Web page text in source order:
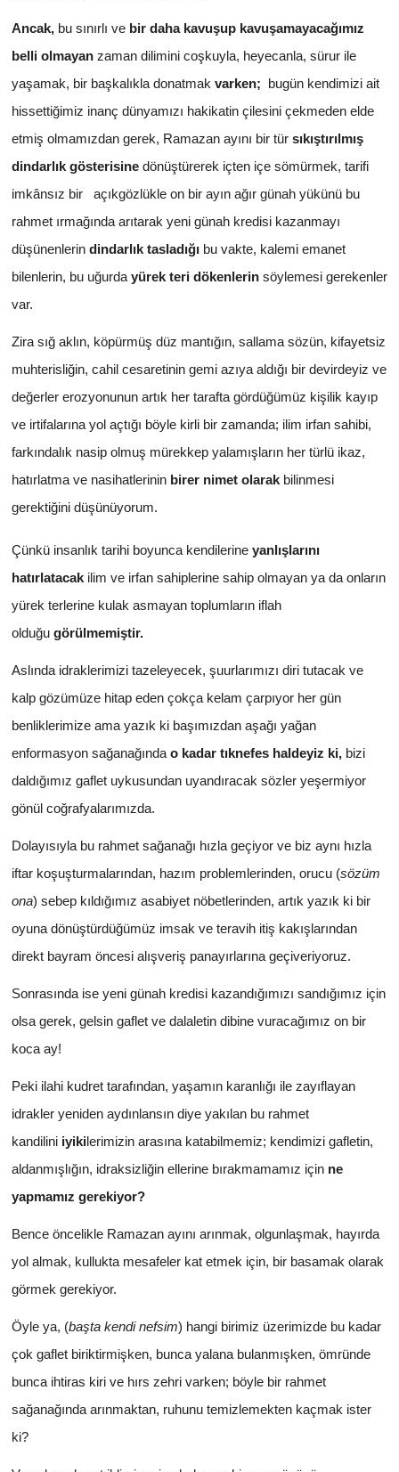
Ancak,bu sınırlı ve bir daha kavuşup kavuşamayacağımız
belli olmayanzaman dilimini coşkuyla, heyecanla, sürur ile
yaşamak, bir başkalıkla donatmak varken; bugün kendimizi ait
hissettiğimiz inanç dünyamızı hakikatin çilesini çekmeden elde
etmiş olmamızdan gerek, Ramazan ayını bir tür sıkıştırılmış
dindarlık gösterisinedönüştürerek içten içe sömürmek, tarifi
imkânsız bir açıkgözlükle on bir ayın ağır günah yükünü bu
rahmet ırmağında arıtarak yeni günah kredisi kazanmayı
düşünenlerin dindarlık tasladığıbu vakte, kalemi emanet
bilenlerin, bu uğurdayürek teri dökenlerinsöylemesi gerekenler
var.
Zira sığ aklın, köpürmüş düz mantığın, sallama sözün, kifayetsiz
muhterisliğin, cahil cesaretinin gemi azıya aldığı bir devirdeyiz ve
değerler erozyonunun artık her tarafta gördüğümüz kişilik kayıp
ve irtifalarına yol açtığı böyle kirli bir zamanda; ilim irfan sahibi,
farkındalık nasip olmuş mürekkep yalamışların her türlü ikaz,
hatırlatma ve nasihatlerinin birer nimet olarakbilinmesi
gerektiğini düşünüyorum.
Çünkü insanlık tarihi boyunca kendilerine yanlışlarını
hatırlatacakilim ve irfan sahiplerine sahip olmayan ya da onların
yürek terlerine kulak asmayan toplumların iflah
olduğu görülmemiştir.
Aslında idraklerimizi tazeleyecek, şuurlarımızı diri tutacak ve
kalp gözümüze hitap eden çokça kelam çarpıyor her gün
benliklerimize ama yazık ki başımızdan aşağı yağan
enformasyon sağanağındao kadar tıknefes haldeyiz ki,bizi
daldığımız gaflet uykusundan uyandıracak sözler yeşermiyor
gönül coğrafyalarımızda.
Dolayısıyla bu rahmet sağanağı hızla geçiyor ve biz aynı hızla
iftar koşuşturmalarından, hazım problemlerinden, orucu (sözüm
ona) sebep kıldığımız asabiyet nöbetlerinden, artık yazık ki bir
oyuna dönüştürdüğümüz imsak ve teravih itiş kakışlarından
direkt bayram öncesi alışveriş panayırlarına geçiveriyoruz.
Sonrasında ise yeni günah kredisi kazandığımızı sandığımız için
olsa gerek, gelsin gaflet ve dalaletin dibine vuracağımız on bir
koca ay!
Peki ilahi kudret tarafından, yaşamın karanlığı ile zayıflayan
idrakler yeniden aydınlansın diye yakılan bu rahmet
kandilini iyikilerimizin arasına katabilmemiz; kendimizi gafletin,
aldanmışlığın, idraksizliğin ellerine bırakmamamız için ne
yapmamız gerekiyor?
Bence öncelikle Ramazan ayını arınmak, olgunlaşmak, hayırda
yol almak, kullukta mesafeler kat etmek için, bir basamak olarak
görmek gerekiyor.
Öyle ya, (başta kendi nefsim) hangi birimiz üzerimizde bu kadar
çok gaflet biriktirmişken, bunca yalana bulanmışken, ömründe
bunca ihtiras kiri ve hırs zehri varken; böyle bir rahmet
sağanağında arınmaktan, ruhunu temizlemekten kaçmak ister
ki?